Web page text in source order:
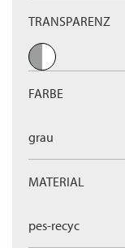
TRANSPARENZ
FARBE
grau
MATERIAL
pes-recyc